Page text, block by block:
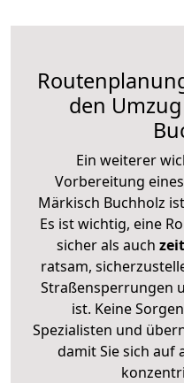
den
Ein weiterer
Vorbereitung
Märkisch Buchholz
Es ist wichtig, eine
sicher als auch
ratsam,
Straßensperrungen
ist. Keine
Spezialisten und
damit Sie sich auf